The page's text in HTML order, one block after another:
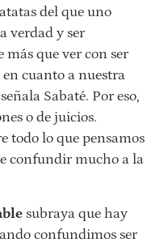
del que uno
verdad y ser
más que ver con ser
cuanto a nuestra
Sabaté. Por eso,
o de juicios.
todo lo que pensamos
confundir mucho a la
subraya que hay
confundimos ser